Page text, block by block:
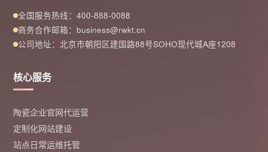
全国服务热线：400-888-0088
商务合作邮箱：business@rwkt.cn
公司地址：北京市朝阳区建国路88号SOHO现代城A座1208
核心服务
陶瓷企业官网代运营
定制化网站建设
站点日常运维托管